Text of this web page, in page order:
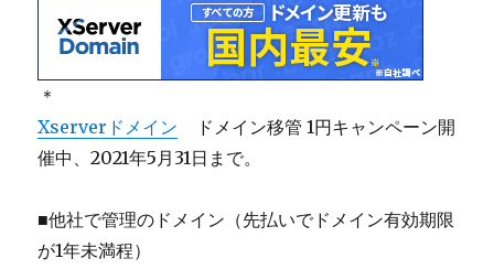
＊
Xserverドメイン
ドメイン移管 1円キャンペーン開
催中、2021年5月31日まで。
■他社で管理のドメイン（先払いでドメイン有効期限
が1年未満程）